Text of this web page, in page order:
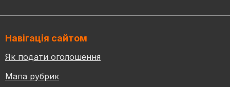
Навігація сайтом
Як подати оголошення
Мапа рубрик